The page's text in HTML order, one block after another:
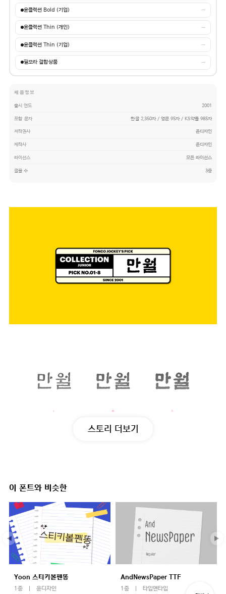
윤콜렉션 Bold (기업) →
윤콜렉션 Thin (개인) →
윤콜렉션 Thin (기업) →
필모라 결합상품 →
제품정보
출시 연도 2001
포함 문자 한글 2,350자 / 영문 95자 / KS약물 985자
저작권사 윤디자인
제작사 윤디자인
라이선스 모든 라이선스
글꼴 수 3종
스토리 더보기
이 폰트와 비슷한
Yoon 스티키볼펜똥
1종 윤디자인
AndNewsPaper TTF
1종 타입앤타입